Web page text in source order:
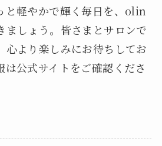
と軽やかで輝く毎日を、olin
ましょう。皆さまとサロンで
心より楽しみにお待ちしてお
は公式サイトをご確認くださ